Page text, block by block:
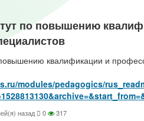
по повышению
квалификации и
modules/pedagogics/
назад 0 317